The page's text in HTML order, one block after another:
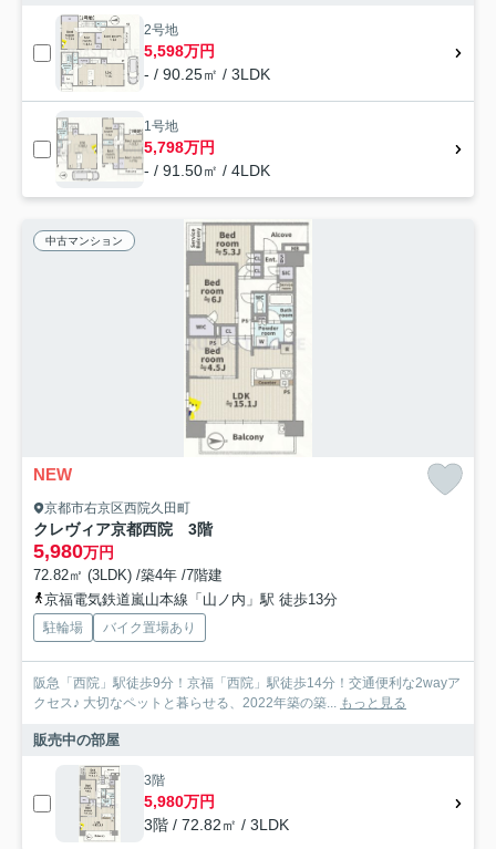
2号地
5,598万円
- / 90.25㎡ / 3LDK
1号地
5,798万円
- / 91.50㎡ / 4LDK
中古マンション
NEW
京都市右京区西院久田町
クレヴィア京都西院 3階
5,980万円
72.82㎡ (3LDK) /築4年 /7階建
京福電気鉄道嵐山本線「山ノ内」駅 徒歩13分
駐輪場 バイク置場あり
阪急「西院」駅徒歩9分！京福「西院」駅徒歩14分！交通便利な2wayア
クセス♪ 大切なペットと暮らせる、2022年築の築... もっと見る
販売中の部屋
3階
5,980万円
3階 / 72.82㎡ / 3LDK